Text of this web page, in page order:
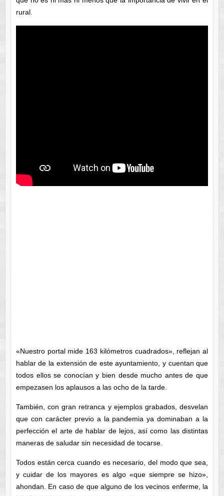
rural.
«Nuestro portal mide 163 kilómetros cuadrados», reflejan al
hablar de la extensión de este ayuntamiento, y cuentan que
todos ellos se conocían y bien desde mucho antes de que
empezasen los aplausos a las ocho de la tarde.
También, con gran retranca y ejemplos grabados, desvelan
que con carácter previo a la pandemia ya dominaban a la
perfección el arte de hablar de lejos, así como las distintas
maneras de saludar sin necesidad de tocarse.
Todos están cerca cuando es necesario, del modo que sea,
y cuidar de los mayores es algo «que siempre se hizo»,
ahondan. En caso de que alguno de los vecinos enferme, la